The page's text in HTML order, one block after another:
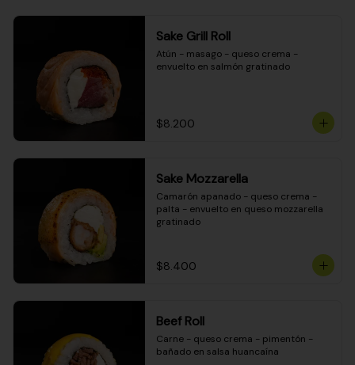
Sake Grill Roll
Atún - masago - queso crema -
envuelto en salmón gratinado
$8.200
Sake Mozzarella
Camarón apanado - queso crema -
palta - envuelto en queso mozzarella
gratinado
$8.400
Beef Roll
Carne - queso crema - pimentón -
bañado en salsa huancaína